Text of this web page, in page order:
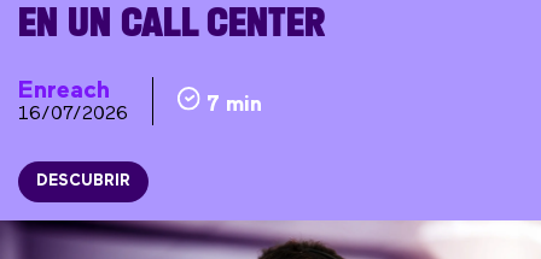
EN UN CALL CENTER
Enreach
16/07/2026 7 min
DESCUBRIR